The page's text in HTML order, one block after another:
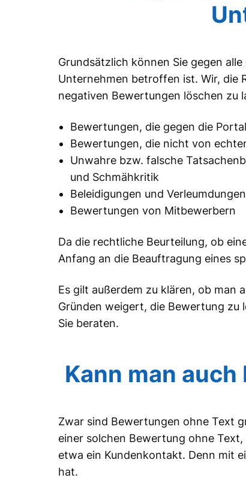
Grundsätzlich können Sie gegen
Unternehmen betroffen ist. Wir, die
negativen Bewertungen löschen zu
Bewertungen, die gegen die
Bewertungen, die nicht von
Unwahre bzw. falsche
und Schmähkritik
Beleidigungen und Verleumdungen
Bewertungen von Mitbewerbern
Da die rechtliche Beurteilung, ob
Anfang an die Beauftragung eines
Es gilt außerdem zu klären, ob man
Gründen weigert, die Bewertung zu
Sie beraten.
Kann man
Zwar sind Bewertungen ohne Text
einer solchen Bewertung ohne
etwa ein Kundenkontakt. Denn mit
hat.